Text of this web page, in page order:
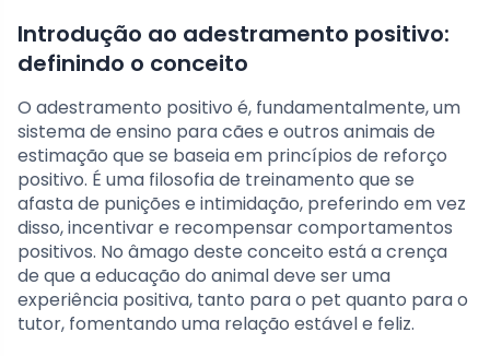
Introdução ao adestramento positivo:
definindo o conceito
O adestramento positivo é, fundamentalmente, um
sistema de ensino para cães e outros animais de
estimação que se baseia em princípios de reforço
positivo. É uma filosofia de treinamento que se
afasta de punições e intimidação, preferindo em vez
disso, incentivar e recompensar comportamentos
positivos. No âmago deste conceito está a crença
de que a educação do animal deve ser uma
experiência positiva, tanto para o pet quanto para o
tutor, fomentando uma relação estável e feliz.